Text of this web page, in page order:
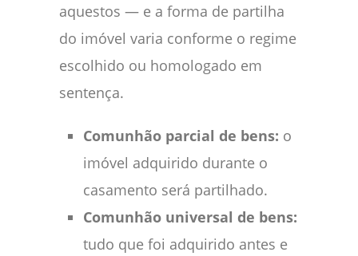
aquestos — e a forma de partilha
do imóvel varia conforme o regime
escolhido ou homologado em
sentença.
Comunhão parcial de bens: o
imóvel adquirido durante o
casamento será partilhado.
Comunhão universal de bens:
tudo que foi adquirido antes e